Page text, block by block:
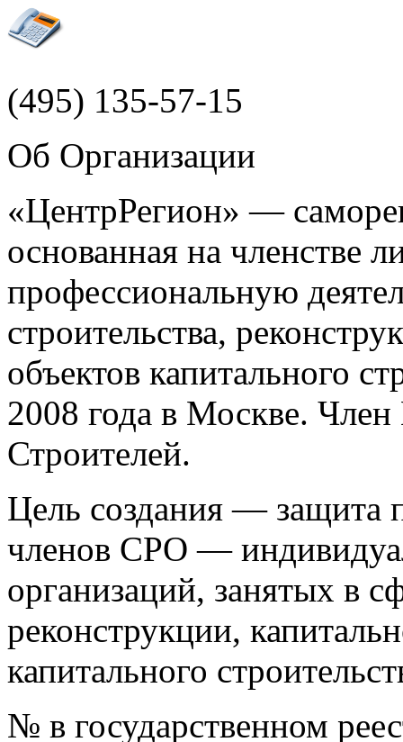
(495) 135-57-15
Об Организации
«ЦентрРегион» —
основанная на членстве
профессиональную
строительства,
объектов капитального
2008 года в Москве.
Строителей.
Цель создания — защита
членов СРО —
организаций, занятых в
реконструкции,
капитального
№ в государственном